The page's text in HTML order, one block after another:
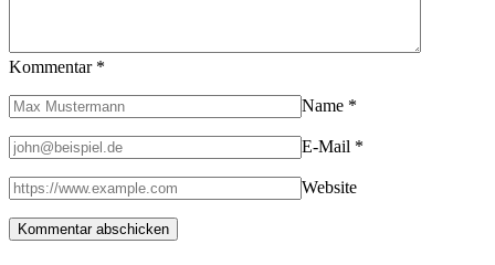
Kommentar *
Name *
E-Mail *
Website